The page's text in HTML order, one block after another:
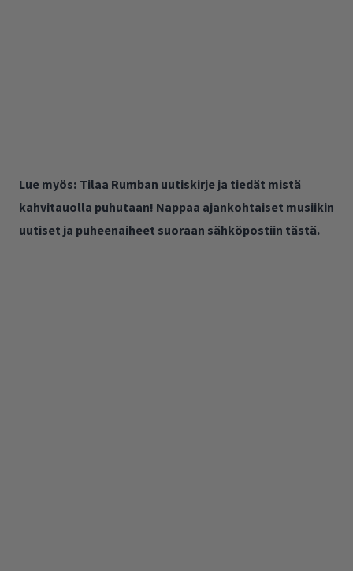
Lue myös: Tilaa Rumban uutiskirje ja tiedät mistä
kahvitauolla puhutaan! Nappaa ajankohtaiset musiikin
uutiset ja puheenaiheet suoraan sähköpostiin tästä.